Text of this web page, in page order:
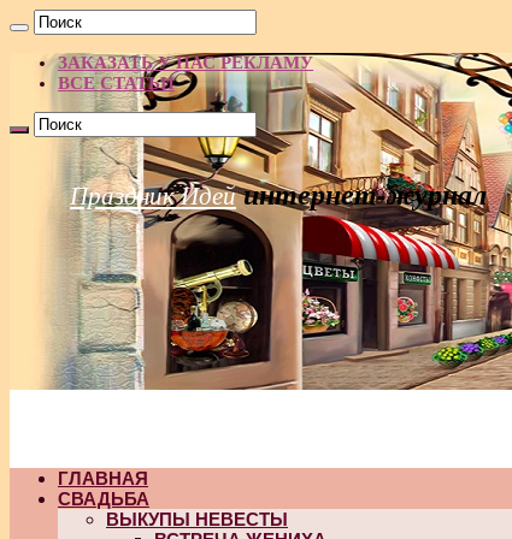
ЗАКАЗАТЬ У НАС РЕКЛАМУ
ВСЕ СТАТЬИ
Праздник Идей интернет-журнал
ГЛАВНАЯ
СВАДЬБА
ВЫКУПЫ НЕВЕСТЫ